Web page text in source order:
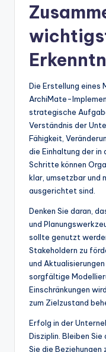
Die Erstellung eines
ArchiMate-
strategische
Verständnis der
Fähigkeit,
die Einhaltung der
Schritte können
klar, umsetzbar und
ausgerichtet sind.
Denken Sie daran,
und
sollte genutzt
Stakeholdern zu
und
sorgfältige
Einschränkungen
zum Zielzustand
Erfolg in der
Disziplin. Bleiben
Sie die Beziehungen